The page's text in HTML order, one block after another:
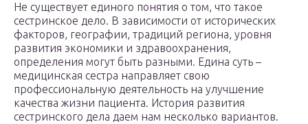
Не существует единого понятия о том, что такое
сестринское дело. В зависимости от исторических
факторов, географии, традиций региона, уровня
развития экономики и здравоохранения,
определения могут быть разными. Едина суть –
медицинская сестра направляет свою
профессиональную деятельность на улучшение
качества жизни пациента. История развития
сестринского дела даем нам несколько вариантов.